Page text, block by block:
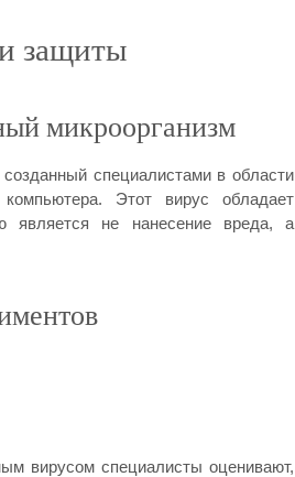
защиты
микроорганизм
специалистами в области
Этот вирус обладает
является не нанесение вреда, а
вирусом специалисты оценивают,